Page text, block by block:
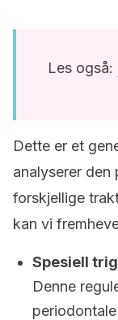
Les også:
Dette er et
analyserer den
forskjellige
kan vi
Spesiell
Denne